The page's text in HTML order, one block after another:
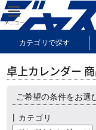
カテゴリで探す
卓上カレンダー
ご希望の条件をお選
┃カテゴリ